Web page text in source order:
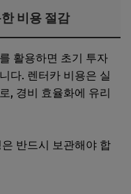
비용 절감
활용하면 초기 투자
다. 렌터카 비용은 실
, 경비 효율화에 유리
반드시 보관해야 합